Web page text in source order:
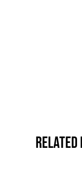
Related